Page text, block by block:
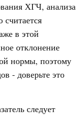
ХГЧ, анализа
считается
в этой
отклонение
нормы, поэтому
- доверьте это
следует